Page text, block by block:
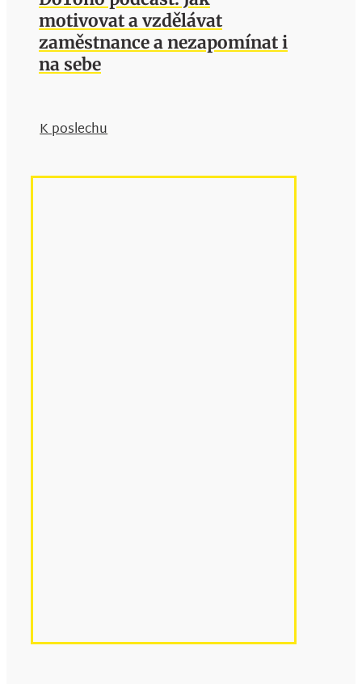
motivovat a vzdělávat
zaměstnance a nezapomínat i
na sebe
K poslechu